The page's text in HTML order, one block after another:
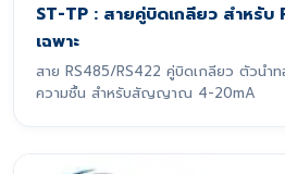
ST-TP : สายคู่บิดเกลียว สำหรับ
เฉพาะ
สาย RS485/RS422 คู่บิดเกลียว ตัวนำ
ความชื้น สำหรับสัญญาณ 4-20mA